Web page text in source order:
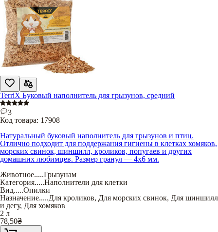
TerriX Буковый наполнитель для грызунов, средний
3
Код товара: 17908
Натуральный буковый наполнитель для грызунов и птиц.
Отлично подходит для поддержания гигиены в клетках хомяков,
морских свинок, шиншилл, кроликов, попугаев и других
домашних любимцев. Размер гранул — 4х6 мм.
Животное.....Грызунам
Категория.....Наполнители для клетки
Вид.....Опилки
Назначение.....Для кроликов, Для морских свинок, Для шиншилл
и дегу, Для хомяков
2 л
78,50₴